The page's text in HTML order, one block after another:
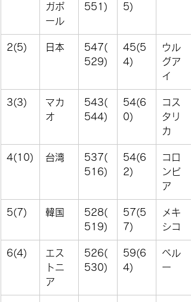
ガポ
ール
551)
5)
2(5) 日本
547(
529)
45(5
4)
ウル
グア
イ
3(3)
マカ
オ
543(
544)
54(6
0)
コス
タリ
カ
4(10) 台湾
537(
516)
54(6
2)
コロ
ンビ
ア
5(7) 韓国
528(
519)
57(5
7)
メキ
シコ
6(4)
エス
トニ
ア
526(
530)
59(6
4)
ペル
ー